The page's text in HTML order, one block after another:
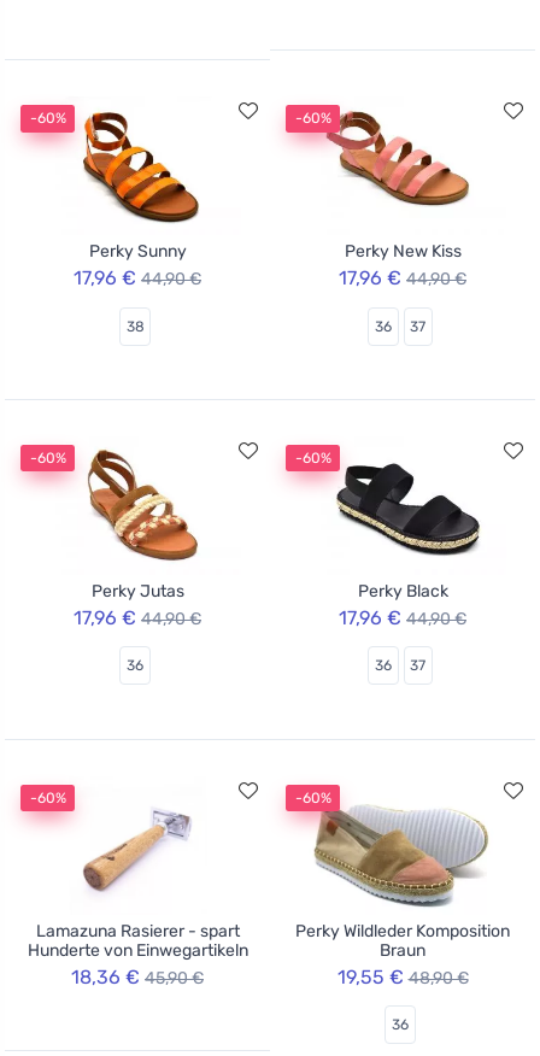
-60%
Perky Sunny
17,96 € 44,90 €
38
-60%
Perky New Kiss
17,96 € 44,90 €
36 37
-60%
Perky Jutas
17,96 € 44,90 €
36
-60%
Perky Black
17,96 € 44,90 €
36 37
-60%
Lamazuna Rasierer - spart
Hunderte von Einwegartikeln
18,36 € 45,90 €
-60%
Perky Wildleder Komposition
Braun
19,55 € 48,90 €
36